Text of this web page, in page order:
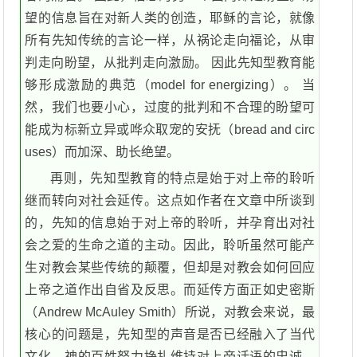
望的信息旨在对新人类的创造，耶稣的言论，就像
所有先知传统的言论一样，从祸论走向福论，从审
判走向盼望，从批判走向激励。 因此先知型教育能
够形成激励的典范（model for energizing）。 当
然，我们也要小心，过度的批判和不合理的盼望可
能成为标新立异或哗众取宠的安抚（bread and circ
uses）而加深、助长绝望。
再则，先知型教育的特点是始于对上帝的聆听
继而转向对社会延传。这点如作者在文章中所谈到
的，先知的信息始于对上帝的聆听，并孕育出对社
会之爱的生命之道的主动。因此，聆听虽然可能产
生对教会某些传统的颠覆，但却是对教会如何回应
上帝之道作出自省及反思。而延传方面正如史密斯
（Andrew McAuley Smith）所说，对教会来说，最
核心的问题是，先知型的声音是否已经融入了当代